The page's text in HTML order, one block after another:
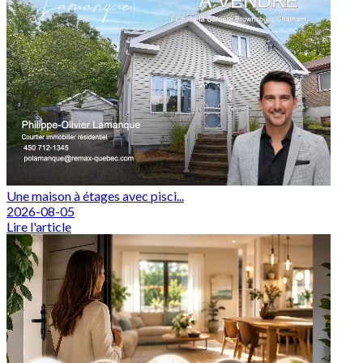
Une maison à étages avec pisci...
2026-08-05
Lire l'article